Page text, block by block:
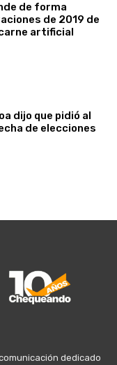
de forma
de 2019 de
artificial
dijo que pidió al
de elecciones
comunicación dedicado